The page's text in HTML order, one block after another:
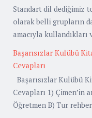
Standart dil dediğimiz
olarak belli grupların
amacıyla kullandıkları
Başarısızlar Kulübü
Cevapları
Başarısızlar Kulübü
Cevapları 1) Çimen’in
Öğretmen B) Tur